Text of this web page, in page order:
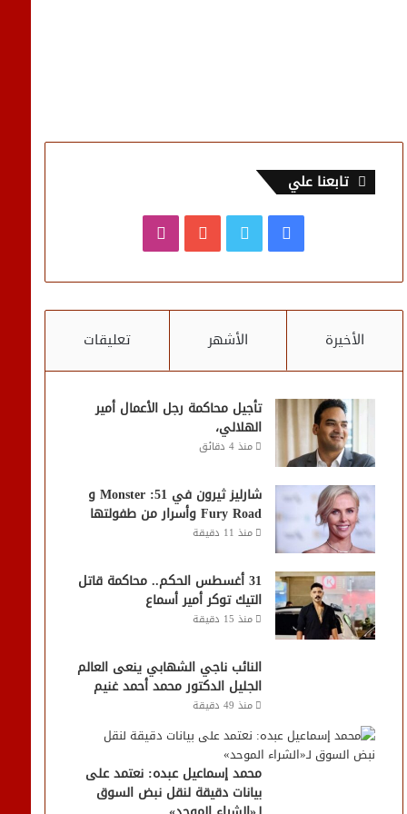
تابعنا علي
فيسبوك يوتيوب
الأخيرة الأشهر تعليقات
تأجيل محاكمة رجل الأعمال أمير
الهلالي،
منذ 4 دقائق
شارليز ثيرون في 51: Monster و
Fury Road وأسرار من طفولتها
منذ 11 دقيقة
31 أغسطس الحكم.. محاكمة قاتل
التيك توكر أمير أسماع
منذ 15 دقيقة
النائب ناجي الشهابي ينعى العالم
الجليل الدكتور محمد أحمد غنيم
منذ 49 دقيقة
محمد إسماعيل عبده: نعتمد على
بيانات دقيقة لنقل نبض السوق